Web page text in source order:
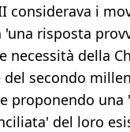
considerava i
risposta
necessità della
secondo
proponendo una
del loro